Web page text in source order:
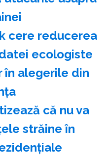
cere reducerea
ecologiste
în alegerile din
că nu va
străine în